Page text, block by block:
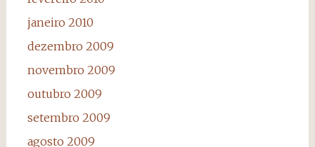
janeiro 2010
dezembro 2009
novembro 2009
outubro 2009
setembro 2009
agosto 2009